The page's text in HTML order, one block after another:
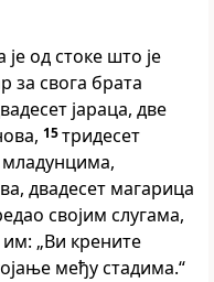
од стоке што је
за свога брата
јараца, две
15тридесет
двадесет магарица
својим слугама,
„Ви крените
међу стадима.“